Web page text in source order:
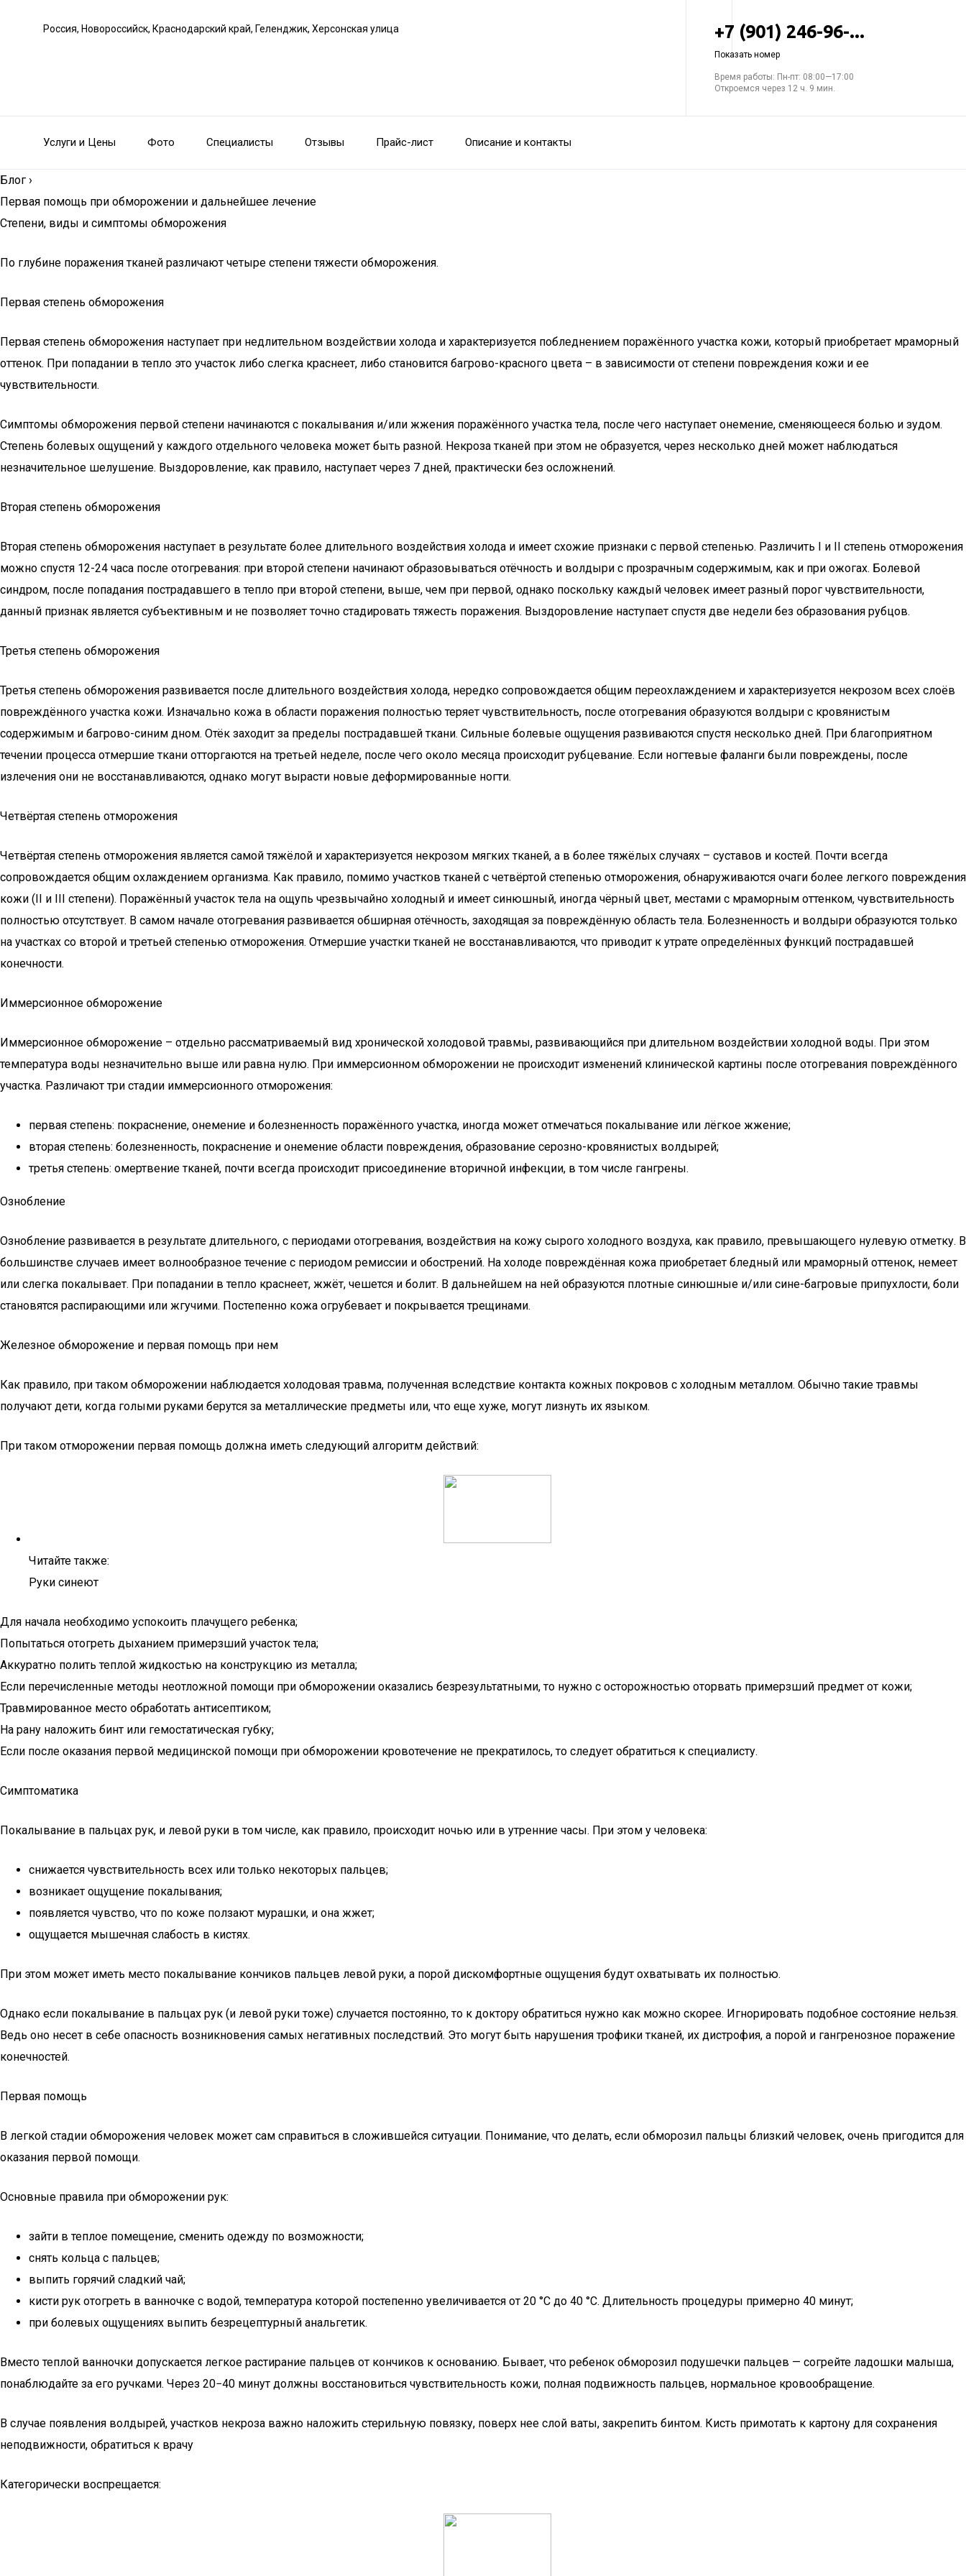
Россия, Новороссийск, Краснодарский край, Геленджик, Херсонская улица +7 (901) 246-96-...
Показать номер
Время работы: Пн-пт: 08:00—17:00
Откроемся через 12 ч. 9 мин.
Услуги и Цены Фото Специалисты Отзывы Прайс-лист Описание и контакты
Блог ›
Первая помощь при обморожении и дальнейшее лечение
Степени, виды и симптомы обморожения
По глубине поражения тканей различают четыре степени тяжести обморожения.
Первая степень обморожения
Первая степень обморожения наступает при недлительном воздействии холода и характеризуется побледнением поражённого участка кожи, который приобретает мраморный
оттенок. При попадании в тепло это участок либо слегка краснеет, либо становится багрово-красного цвета – в зависимости от степени повреждения кожи и ее
чувствительности.
Симптомы обморожения первой степени начинаются с покалывания и/или жжения поражённого участка тела, после чего наступает онемение, сменяющееся болью и зудом.
Степень болевых ощущений у каждого отдельного человека может быть разной. Некроза тканей при этом не образуется, через несколько дней может наблюдаться
незначительное шелушение. Выздоровление, как правило, наступает через 7 дней, практически без осложнений.
Вторая степень обморожения
Вторая степень обморожения наступает в результате более длительного воздействия холода и имеет схожие признаки с первой степенью. Различить I и II степень отморожения
можно спустя 12-24 часа после отогревания: при второй степени начинают образовываться отёчность и волдыри с прозрачным содержимым, как и при ожогах. Болевой
синдром, после попадания пострадавшего в тепло при второй степени, выше, чем при первой, однако поскольку каждый человек имеет разный порог чувствительности,
данный признак является субъективным и не позволяет точно стадировать тяжесть поражения. Выздоровление наступает спустя две недели без образования рубцов.
Третья степень обморожения
Третья степень обморожения развивается после длительного воздействия холода, нередко сопровождается общим переохлаждением и характеризуется некрозом всех слоёв
повреждённого участка кожи. Изначально кожа в области поражения полностью теряет чувствительность, после отогревания образуются волдыри с кровянистым
содержимым и багрово-синим дном. Отёк заходит за пределы пострадавшей ткани. Сильные болевые ощущения развиваются спустя несколько дней. При благоприятном
течении процесса отмершие ткани отторгаются на третьей неделе, после чего около месяца происходит рубцевание. Если ногтевые фаланги были повреждены, после
излечения они не восстанавливаются, однако могут вырасти новые деформированные ногти.
Четвёртая степень отморожения
Четвёртая степень отморожения является самой тяжёлой и характеризуется некрозом мягких тканей, а в более тяжёлых случаях – суставов и костей. Почти всегда
сопровождается общим охлаждением организма. Как правило, помимо участков тканей с четвёртой степенью отморожения, обнаруживаются очаги более легкого повреждения
кожи (II и III степени). Поражённый участок тела на ощупь чрезвычайно холодный и имеет синюшный, иногда чёрный цвет, местами с мраморным оттенком, чувствительность
полностью отсутствует. В самом начале отогревания развивается обширная отёчность, заходящая за повреждённую область тела. Болезненность и волдыри образуются только
на участках со второй и третьей степенью отморожения. Отмершие участки тканей не восстанавливаются, что приводит к утрате определённых функций пострадавшей
конечности.
Иммерсионное обморожение
Иммерсионное обморожение – отдельно рассматриваемый вид хронической холодовой травмы, развивающийся при длительном воздействии холодной воды. При этом
температура воды незначительно выше или равна нулю. При иммерсионном обморожении не происходит изменений клинической картины после отогревания повреждённого
участка. Различают три стадии иммерсионного отморожения:
первая степень: покраснение, онемение и болезненность поражённого участка, иногда может отмечаться покалывание или лёгкое жжение;
вторая степень: болезненность, покраснение и онемение области повреждения, образование серозно-кровянистых волдырей;
третья степень: омертвение тканей, почти всегда происходит присоединение вторичной инфекции, в том числе гангрены.
Ознобление
Ознобление развивается в результате длительного, с периодами отогревания, воздействия на кожу сырого холодного воздуха, как правило, превышающего нулевую отметку. В
большинстве случаев имеет волнообразное течение с периодом ремиссии и обострений. На холоде повреждённая кожа приобретает бледный или мраморный оттенок, немеет
или слегка покалывает. При попадании в тепло краснеет, жжёт, чешется и болит. В дальнейшем на ней образуются плотные синюшные и/или сине-багровые припухлости, боли
становятся распирающими или жгучими. Постепенно кожа огрубевает и покрывается трещинами.
Железное обморожение и первая помощь при нем
Как правило, при таком обморожении наблюдается холодовая травма, полученная вследствие контакта кожных покровов с холодным металлом. Обычно такие травмы
получают дети, когда голыми руками берутся за металлические предметы или, что еще хуже, могут лизнуть их языком.
При таком отморожении первая помощь должна иметь следующий алгоритм действий:
Читайте также:
Руки синеют
Для начала необходимо успокоить плачущего ребенка;
Попытаться отогреть дыханием примерзший участок тела;
Аккуратно полить теплой жидкостью на конструкцию из металла;
Если перечисленные методы неотложной помощи при обморожении оказались безрезультатными, то нужно с осторожностью оторвать примерзший предмет от кожи;
Травмированное место обработать антисептиком;
На рану наложить бинт или гемостатическая губку;
Если после оказания первой медицинской помощи при обморожении кровотечение не прекратилось, то следует обратиться к специалисту.
Симптоматика
Покалывание в пальцах рук, и левой руки в том числе, как правило, происходит ночью или в утренние часы. При этом у человека:
снижается чувствительность всех или только некоторых пальцев;
возникает ощущение покалывания;
появляется чувство, что по коже ползают мурашки, и она жжет;
ощущается мышечная слабость в кистях.
При этом может иметь место покалывание кончиков пальцев левой руки, а порой дискомфортные ощущения будут охватывать их полностью.
Однако если покалывание в пальцах рук (и левой руки тоже) случается постоянно, то к доктору обратиться нужно как можно скорее. Игнорировать подобное состояние нельзя.
Ведь оно несет в себе опасность возникновения самых негативных последствий. Это могут быть нарушения трофики тканей, их дистрофия, а порой и гангренозное поражение
конечностей.
Первая помощь
В легкой стадии обморожения человек может сам справиться в сложившейся ситуации. Понимание, что делать, если обморозил пальцы близкий человек, очень пригодится для
оказания первой помощи.
Основные правила при обморожении рук:
зайти в теплое помещение, сменить одежду по возможности;
снять кольца с пальцев;
выпить горячий сладкий чай;
кисти рук отогреть в ванночке с водой, температура которой постепенно увеличивается от 20 °C до 40 °C. Длительность процедуры примерно 40 минут;
при болевых ощущениях выпить безрецептурный анальгетик.
Вместо теплой ванночки допускается легкое растирание пальцев от кончиков к основанию. Бывает, что ребенок обморозил подушечки пальцев — согрейте ладошки малыша,
понаблюдайте за его ручками. Через 20−40 минут должны восстановиться чувствительность кожи, полная подвижность пальцев, нормальное кровообращение.
В случае появления волдырей, участков некроза важно наложить стерильную повязку, поверх нее слой ваты, закрепить бинтом. Кисть примотать к картону для сохранения
неподвижности, обратиться к врачу
Категорически воспрещается: